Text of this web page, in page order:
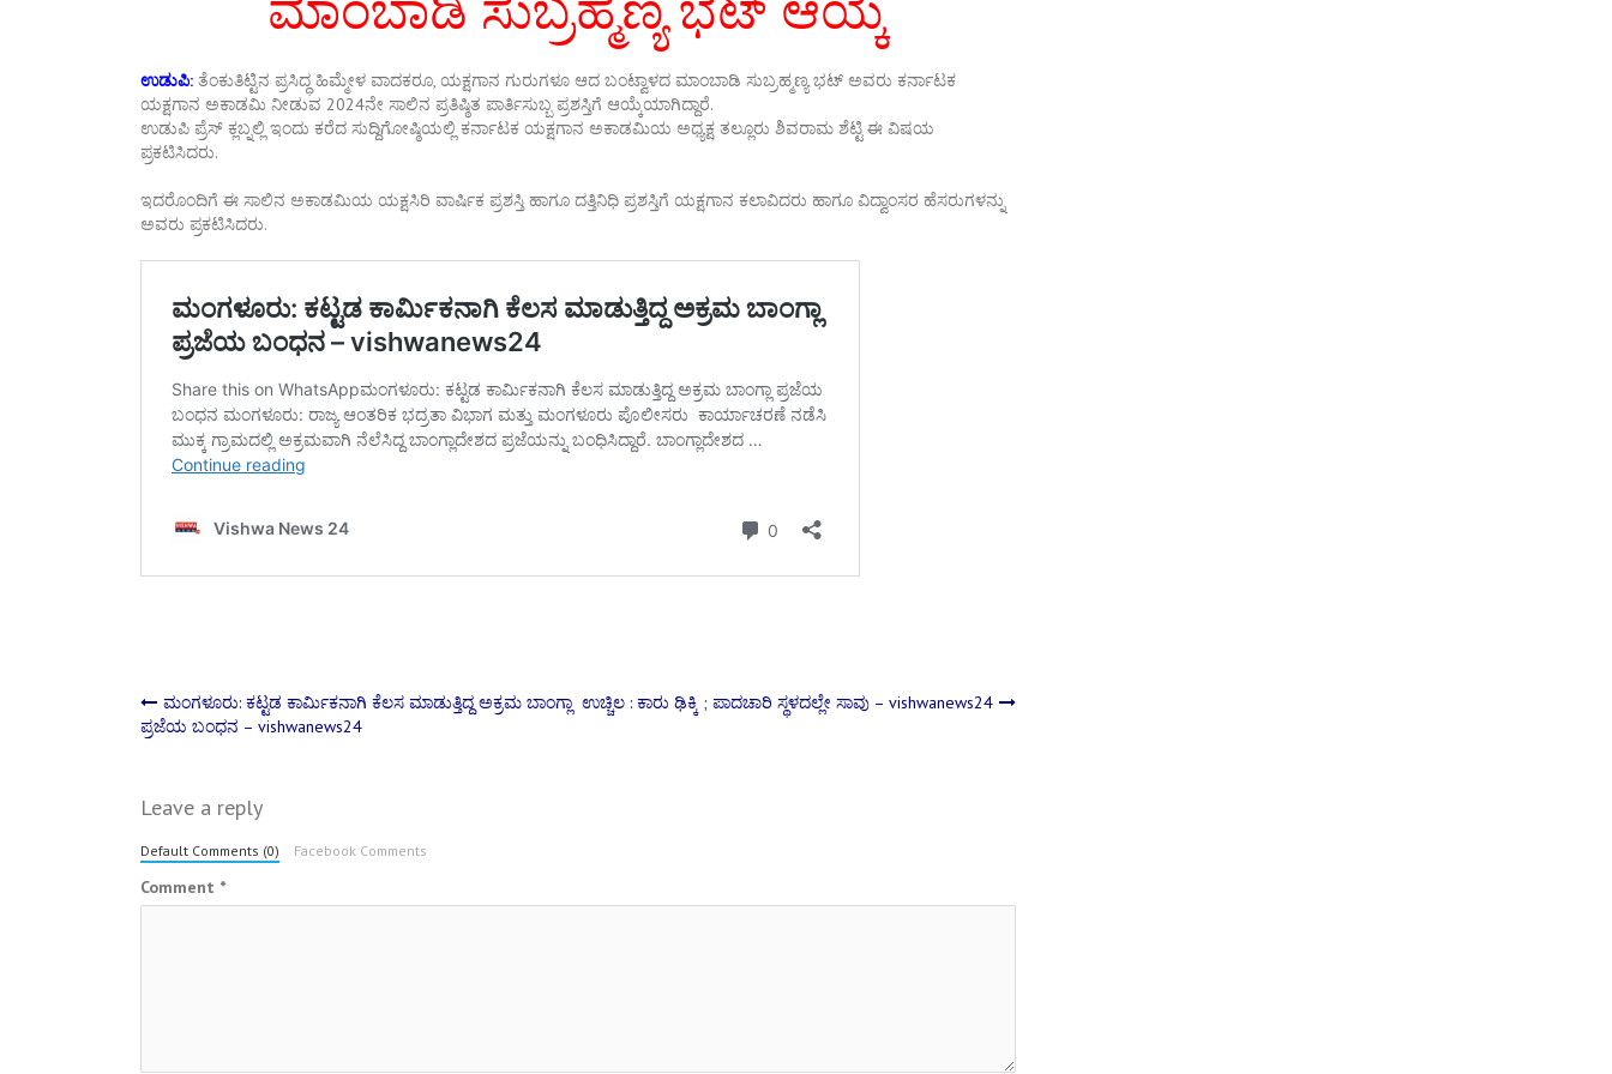
ಉಡುಪಿ: ತೆಂಕುತಿಟ್ಟಿನ ಪ್ರಸಿದ್ಧ ಹಿಮ್ಮೇಳ ವಾದಕರೂ, ಯಕ್ಷಗಾನ ಗುರುಗಳೂ ಆದ ಬಂಟ್ವಾಳದ ಮಾಂಬಾಡಿ ಸುಬ್ರಹ್ಮಣ್ಯ ಭಟ್ ಅವರು ಕರ್ನಾಟಕ
ಯಕ್ಷಗಾನ ಅಕಾಡಮಿ ನೀಡುವ 2024ನೇ ಸಾಲಿನ ಪ್ರತಿಷ್ಠಿತ ಪಾರ್ತಿಸುಬ್ಬ ಪ್ರಶಸ್ತಿಗೆ ಆಯ್ಕೆಯಾಗಿದ್ದಾರೆ.
ಉಡುಪಿ ಪ್ರೆಸ್ ಕ್ಲಬ್ನಲ್ಲಿ ಇಂದು ಕರೆದ ಸುದ್ದಿಗೋಷ್ಠಿಯಲ್ಲಿ ಕರ್ನಾಟಕ ಯಕ್ಷಗಾನ ಅಕಾಡಮಿಯ ಅಧ್ಯಕ್ಷ ತಲ್ಲೂರು ಶಿವರಾಮ ಶೆಟ್ಟಿ ಈ ವಿಷಯ
ಪ್ರಕಟಿಸಿದರು.
ಇದರೊಂದಿಗೆ ಈ ಸಾಲಿನ ಅಕಾಡಮಿಯ ಯಕ್ಷಸಿರಿ ವಾರ್ಷಿಕ ಪ್ರಶಸ್ತಿ ಹಾಗೂ ದತ್ತಿನಿಧಿ ಪ್ರಶಸ್ತಿಗೆ ಯಕ್ಷಗಾನ ಕಲಾವಿದರು ಹಾಗೂ ವಿದ್ವಾಂಸರ ಹೆಸರುಗಳನ್ನು
ಅವರು ಪ್ರಕಟಿಸಿದರು.
Post
ಮಂಗಳೂರು: ಕಟ್ಟಡ ಕಾರ್ಮಿಕನಾಗಿ ಕೆಲಸ ಮಾಡುತ್ತಿದ್ದ ಅಕ್ರಮ ಬಾಂಗ್ಲಾ
ಪ್ರಜೆಯ ಬಂಧನ – vishwanews24
ಉಚ್ಚಿಲ : ಕಾರು ಢಿಕ್ಕಿ ; ಪಾದಚಾರಿ ಸ್ಥಳದಲ್ಲೇ ಸಾವು – vishwanews24
Leave a reply
Default Comments (0) Facebook Comments
Comment *